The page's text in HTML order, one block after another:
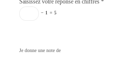
Saisissez votre réponse en chiffres*
− 1 = 5